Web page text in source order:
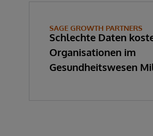
SAGE GROWTH PARTNERS
Schlechte Daten
Organisationen im
Gesundheitswesen